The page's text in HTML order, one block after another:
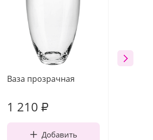
Ваза прозрачная
1 210 ₽
Добавить